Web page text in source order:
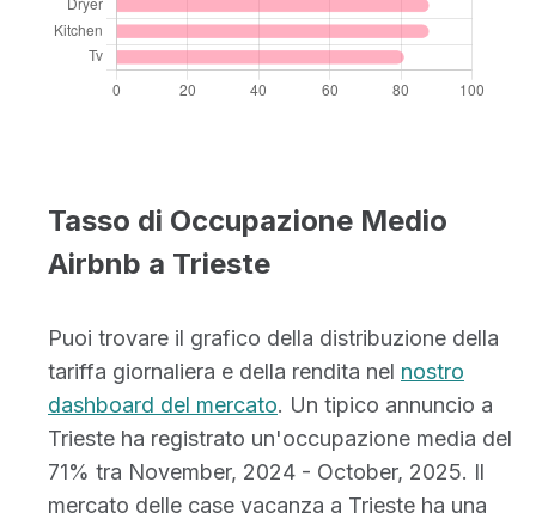
Tasso di Occupazione Medio
Airbnb a Trieste
Puoi trovare il grafico della distribuzione della
tariffa giornaliera e della rendita nel nostro
dashboard del mercato. Un tipico annuncio a
Trieste ha registrato un'occupazione media del
71% tra November, 2024 - October, 2025. Il
mercato delle case vacanza a Trieste ha una